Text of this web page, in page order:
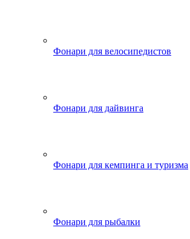
Фонари для велосипедистов
Фонари для дайвинга
Фонари для кемпинга и туризма
Фонари для рыбалки